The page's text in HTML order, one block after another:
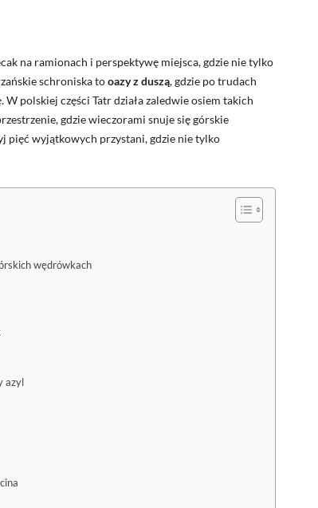
na ramionach i perspektywę miejsca, gdzie nie tylko
schroniska tooazy z duszą, gdzie po trudach
polskiej części Tatr działa zaledwie osiem takich
gdzie wieczorami snuje się górskie
pięć wyjątkowych przystani, gdzie nie tylko
wędrówkach
azyl